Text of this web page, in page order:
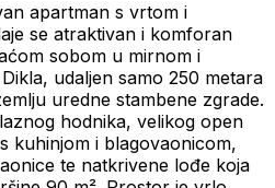
apartman s vrtom i
se atraktivan i komforan
sobom u mirnom i
udaljen samo 250 metara
uredne stambene zgrade.
hodnika, velikog open
kuhinjom i blagovaonicom,
te natkrivene lođe koja